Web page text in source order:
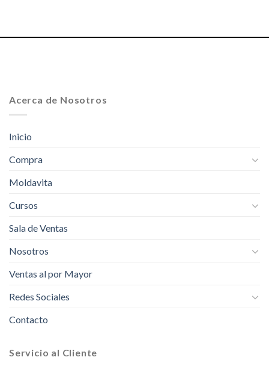
Acerca de Nosotros
Inicio
Compra
Moldavita
Cursos
Sala de Ventas
Nosotros
Ventas al por Mayor
Redes Sociales
Contacto
Servicio al Cliente